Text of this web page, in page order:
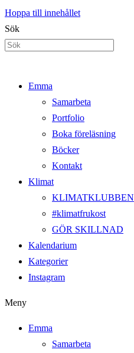
Hoppa till innehållet
Sök
Emma
Samarbeta
Portfolio
Boka föreläsning
Böcker
Kontakt
Klimat
KLIMATKLUBBEN
#klimatfrukost
GÖR SKILLNAD
Kalendarium
Kategorier
Instagram
Meny
Emma
Samarbeta